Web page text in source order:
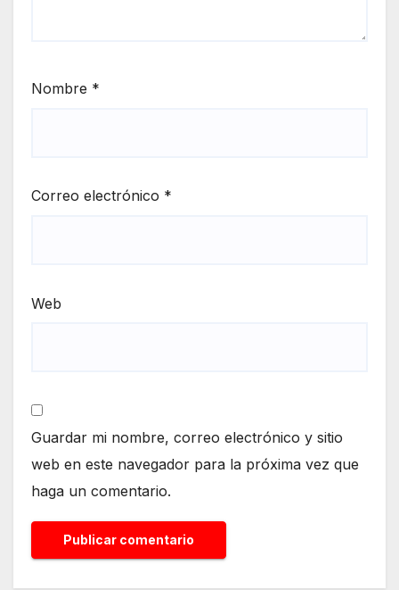
Nombre *
Correo electrónico *
Web
Guardar mi nombre, correo electrónico y sitio
web en este navegador para la próxima vez que
haga un comentario.